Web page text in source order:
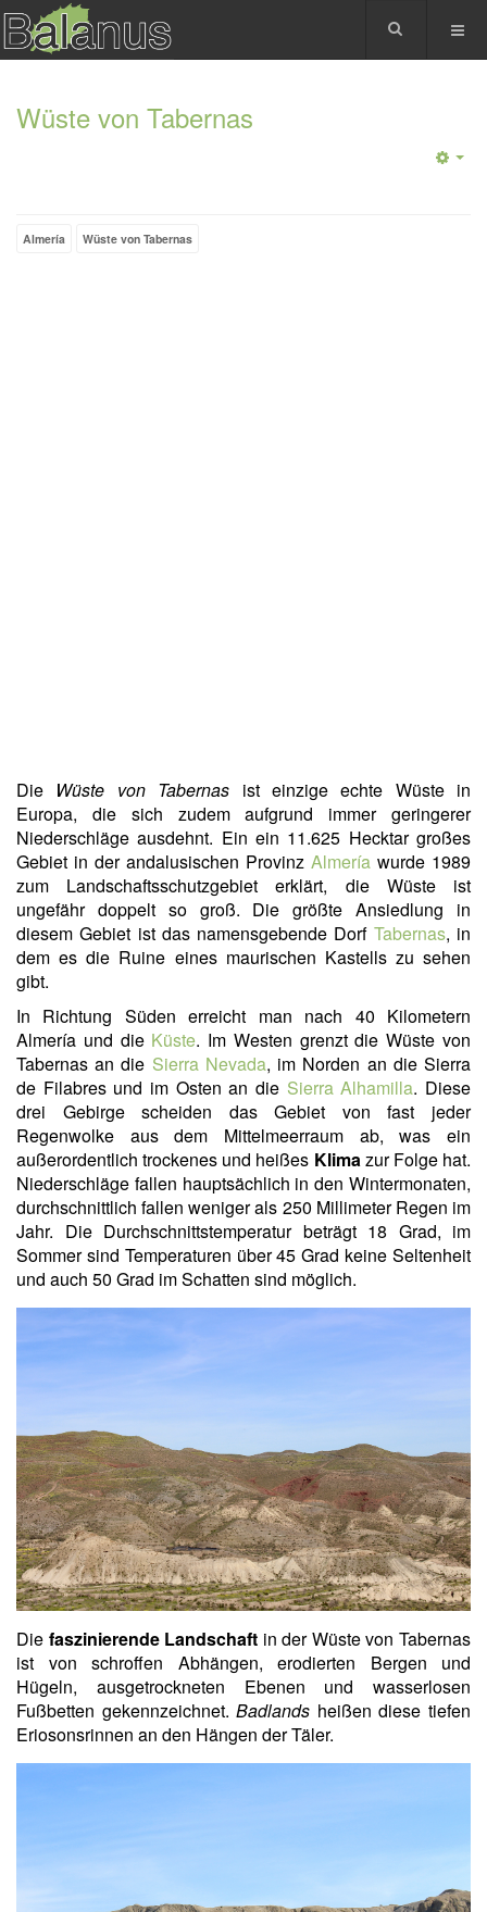
Wüste von Tabernas
Almería Wüste von Tabernas
Die Wüste von Tabernas ist einzige echte Wüste in
Europa, die sich zudem aufgrund immer geringerer
Niederschläge ausdehnt. Ein ein 11.625 Hecktar großes
Gebiet in der andalusischen Provinz Almería wurde 1989
zum Landschaftsschutzgebiet erklärt, die Wüste ist
ungefähr doppelt so groß. Die größte Ansiedlung in
diesem Gebiet ist das namensgebende Dorf Tabernas, in
dem es die Ruine eines maurischen Kastells zu sehen
gibt.
In Richtung Süden erreicht man nach 40 Kilometern
Almería und die Küste. Im Westen grenzt die Wüste von
Tabernas an die Sierra Nevada, im Norden an die Sierra
de Filabres und im Osten an die Sierra Alhamilla. Diese
drei Gebirge scheiden das Gebiet von fast jeder
Regenwolke aus dem Mittelmeerraum ab, was ein
außerordentlich trockenes und heißes Klimazur Folge hat.
Niederschläge fallen hauptsächlich in den Wintermonaten,
durchschnittlich fallen weniger als 250 Millimeter Regen im
Jahr. Die Durchschnittstemperatur beträgt 18 Grad, im
Sommer sind Temperaturen über 45 Grad keine Seltenheit
und auch 50 Grad im Schatten sind möglich.
Die faszinierende Landschaft in der Wüste von Tabernas
ist von schroffen Abhängen, erodierten Bergen und
Hügeln, ausgetrockneten Ebenen und wasserlosen
Fußbetten gekennzeichnet.Badlands heißen diese tiefen
Eriosonsrinnen an den Hängen der Täler.